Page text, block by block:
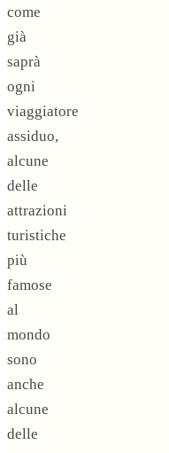
come
già
saprà
ogni
viaggiatore
assiduo,
alcune
delle
attrazioni
turistiche
più
famose
al
mondo
sono
anche
alcune
delle